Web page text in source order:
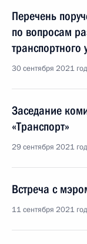
Перечень
по вопросам
транспортного
30 сентября 2021
Заседание
«Транспорт»
29 сентября 2021
Встреча с
11 сентября 2021